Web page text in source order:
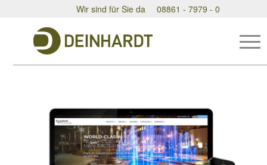
Wir sind für Sie da 08861 - 7979 - 0